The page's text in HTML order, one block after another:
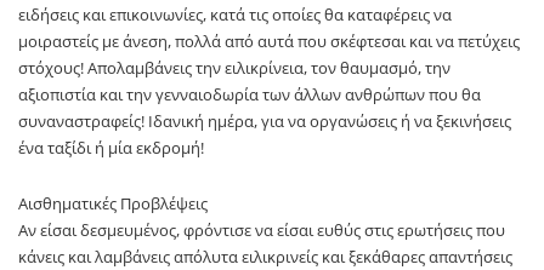
ειδήσεις και επικοινωνίες, κατά τις οποίες θα καταφέρεις να
μοιραστείς με άνεση, πολλά από αυτά που σκέφτεσαι και να πετύχεις
στόχους! Απολαμβάνεις την ειλικρίνεια, τον θαυμασμό, την
αξιοπιστία και την γενναιοδωρία των άλλων ανθρώπων που θα
συναναστραφείς! Ιδανική ημέρα, για να οργανώσεις ή να ξεκινήσεις
ένα ταξίδι ή μία εκδρομή!
Αισθηματικές Προβλέψεις
Αν είσαι δεσμευμένος, φρόντισε να είσαι ευθύς στις ερωτήσεις που
κάνεις και λαμβάνεις απόλυτα ειλικρινείς και ξεκάθαρες απαντήσεις